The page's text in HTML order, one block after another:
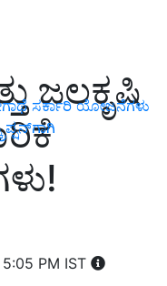
ಸರ್ಕಾರಿ ಯೋಜನೆಗಳು
ಜಲಕೃಷಿ
PM IST